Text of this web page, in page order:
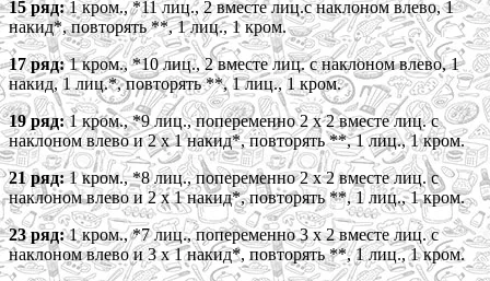
15 ряд:1 кром., *11 лиц., 2 вместе лиц.с наклоном влево, 1
накид*, повторять **, 1 лиц., 1 кром.
17 ряд:1 кром., *10 лиц., 2 вместе лиц. с наклоном влево, 1
накид, 1 лиц.*, повторять **, 1 лиц., 1 кром.
19 ряд:1 кром., *9 лиц., попеременно 2 х 2 вместе лиц. с
наклоном влево и 2 х 1 накид*, повторять **, 1 лиц., 1 кром.
21 ряд:1 кром., *8 лиц., попеременно 2 х 2 вместе лиц. с
наклоном влево и 2 х 1 накид*, повторять **, 1 лиц., 1 кром.
23 ряд:1 кром., *7 лиц., попеременно 3 х 2 вместе лиц. с
наклоном влево и 3 х 1 накид*, повторять **, 1 лиц., 1 кром.